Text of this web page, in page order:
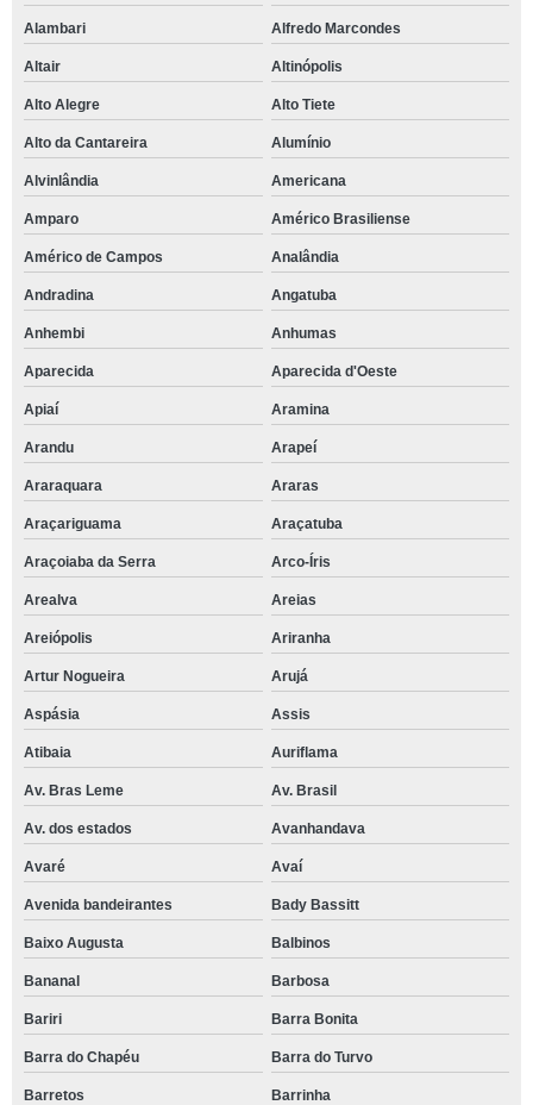
Alambari Alfredo Marcondes
Altair Altinópolis
Alto Alegre Alto Tiete
Alto da Cantareira Alumínio
Alvinlândia Americana
Amparo Américo Brasiliense
Américo de Campos Analândia
Andradina Angatuba
Anhembi Anhumas
Aparecida Aparecida d'Oeste
Apiaí Aramina
Arandu Arapeí
Araraquara Araras
Araçariguama Araçatuba
Araçoiaba da Serra Arco-Íris
Arealva Areias
Areiópolis Ariranha
Artur Nogueira Arujá
Aspásia Assis
Atibaia Auriflama
Av. Bras Leme Av. Brasil
Av. dos estados Avanhandava
Avaré Avaí
Avenida bandeirantes Bady Bassitt
Baixo Augusta Balbinos
Bananal Barbosa
Bariri Barra Bonita
Barra do Chapéu Barra do Turvo
Barretos Barrinha